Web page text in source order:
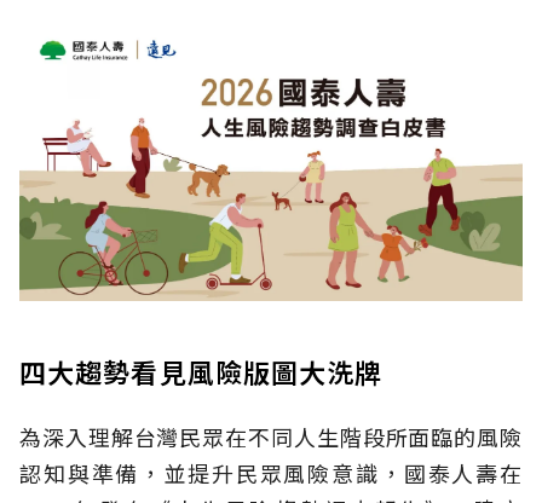
四大趨勢看見風險版圖大洗牌
為深入理解台灣民眾在不同人生階段所面臨的風險
認知與準備，並提升民眾風險意識，國泰人壽在